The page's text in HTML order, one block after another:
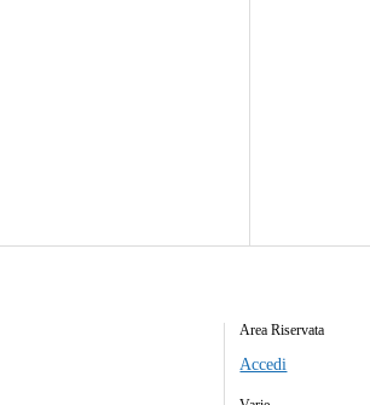
Area Riservata
Accedi